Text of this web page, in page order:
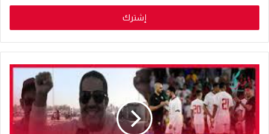
الإلكتروني